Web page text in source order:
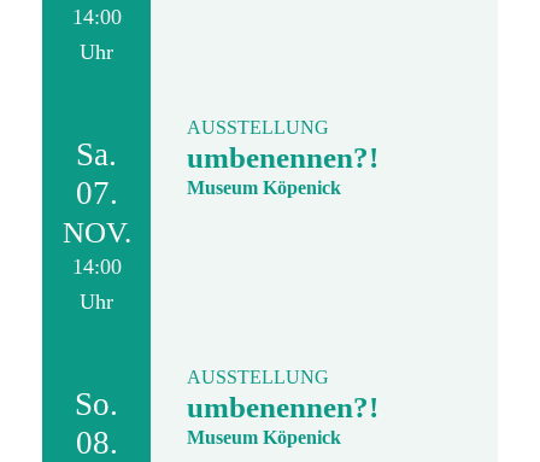
14:00
Uhr
Sa.
07.
NOV.
14:00
Uhr
AUSSTELLUNG
umbenennen?!
Museum Köpenick
So.
08.
AUSSTELLUNG
umbenennen?!
Museum Köpenick